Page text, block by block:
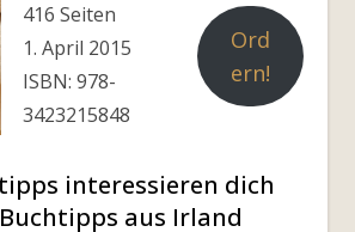
416 Seiten
1. April 2015
ISBN: 978-
3423215848
Ord
ern!
interessieren dich
aus Irland